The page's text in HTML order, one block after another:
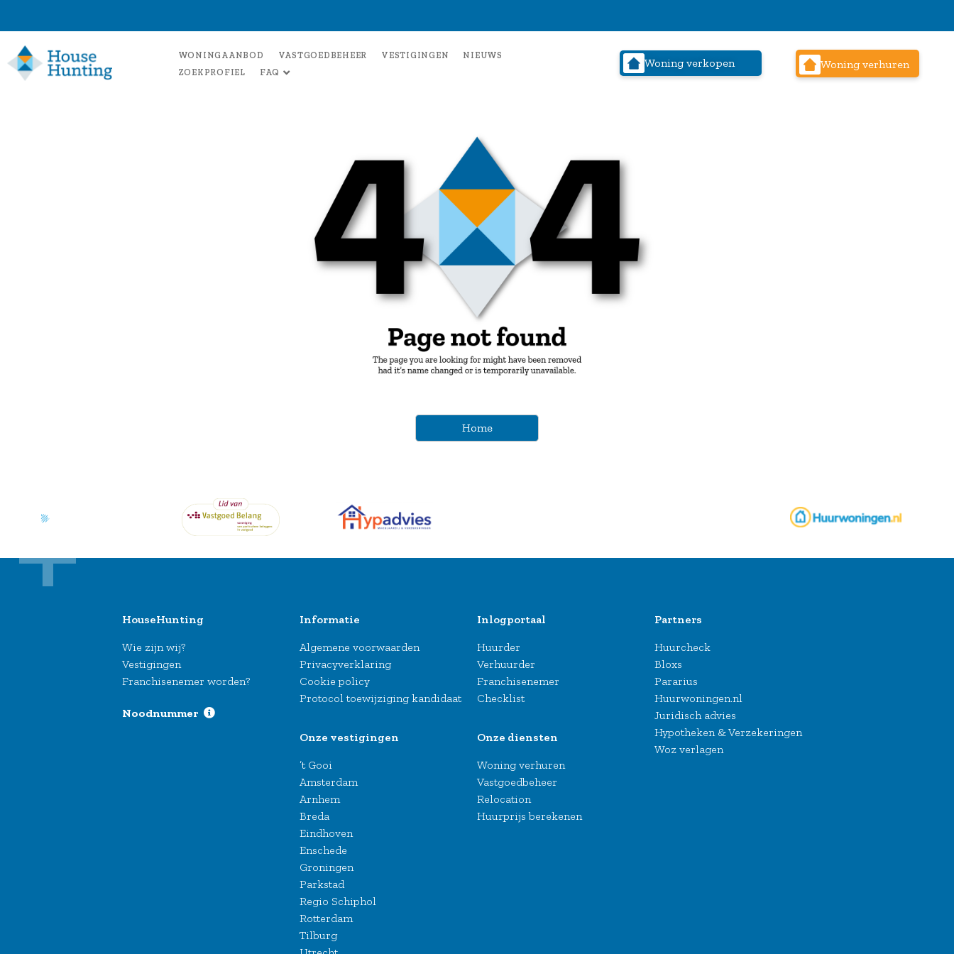
WONINGAANBOD VASTGOEDBEHEER VESTIGINGEN
NIEUWS
ZOEKPROFIEL
FAQ
Woning verkopen Woning verhuren
Home
HouseHunting
Wie zijn wij?
Vestigingen
Franchisenemer worden?
Noodnummer
Informatie
Algemene voorwaarden
Privacyverklaring
Cookie policy
Protocol toewijziging kandidaat
Onze vestigingen
’t Gooi
Amsterdam
Arnhem
Breda
Eindhoven
Enschede
Groningen
Parkstad
Regio Schiphol
Rotterdam
Tilburg
Inlogportaal
Huurder
Verhuurder
Franchisenemer
Checklist
Onze diensten
Woning verhuren
Vastgoedbeheer
Relocation
Huurprijs berekenen
Partners
Huurcheck
Bloxs
Pararius
Huurwoningen.nl
Juridisch advies
Hypotheken & Verzekeringen
Woz verlagen